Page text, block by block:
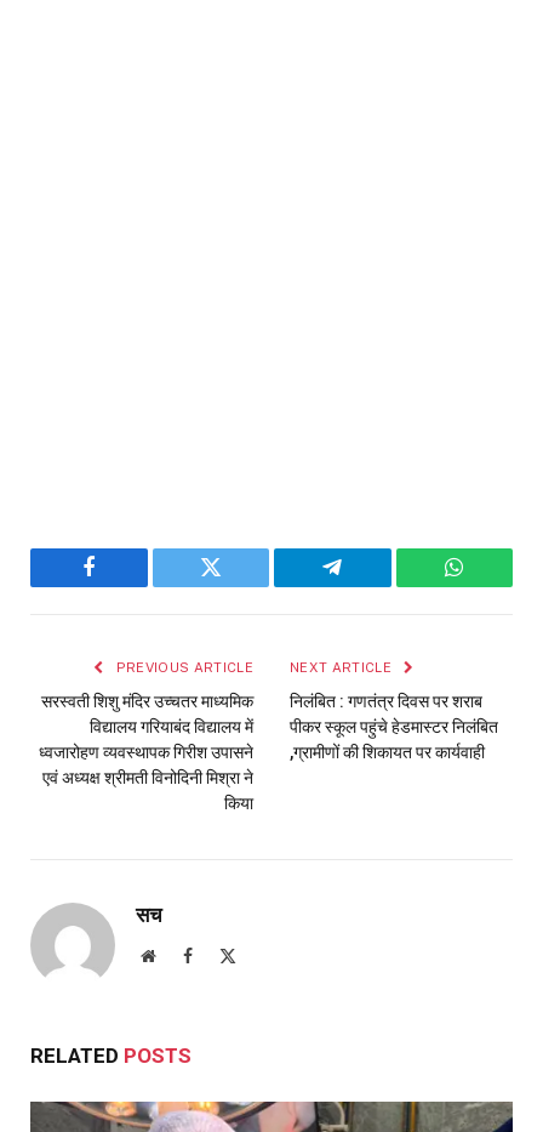
Facebook Twitter Telegram
PREVIOUS ARTICLE
सरस्वती शिशु मंदिर उच्चतर माध्यमिक
विद्यालय गरियाबंद विद्यालय में
ध्वजारोहण व्यवस्थापक गिरीश उपासने
एवं अध्यक्ष श्रीमती विनोदिनी मिश्रा ने
किया
NEXT ARTICLE
निलंबित : गणतंत्र दिवस पर शराब
पीकर स्कूल पहुंचे हेडमास्टर निलंबित
,ग्रामीणों की शिकायत पर कार्यवाही
सच
WebsiteFacebook
RELATED POSTS